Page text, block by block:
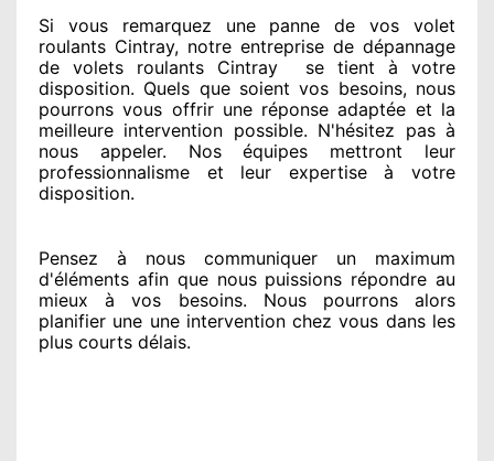
Si vous remarquez une panne de vos volet
roulants Cintray, notre entreprise de dépannage
de volets roulants Cintray
se tient à votre
disposition. Quels que soient vos besoins, nous
pourrons vous offrirune réponse adaptée et la
meilleure intervention possible. N'hésitez pas à
nous appeler. Nos équipes mettront leur
professionnalisme et leur expertise à votre
disposition.
Pensez à nous communiquer un maximum
d'éléments afin que nous puissions répondre au
mieux à vos besoins. Nous pourrons alors
planifier une une intervention chez vous dans les
plus courts délais.